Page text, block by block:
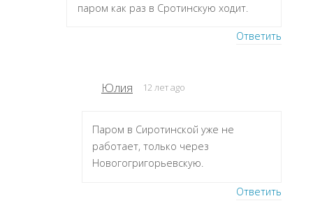
паром как раз в Сротинскую ходит.
Ответить
Юлия 12 лет ago
Паром в Сиротинской уже не
работает, только через
Новогогригорьевскую.
Ответить